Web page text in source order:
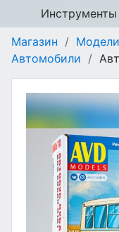
Инструменты
Магазин /
Автомобили /